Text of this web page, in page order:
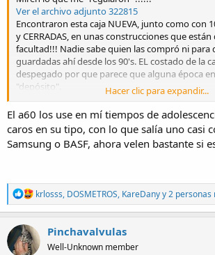
Ver el archivo adjunto 322815
Encontraron esta caja NUEVA, junto como con
y CERRADAS, en unas construcciones que
facultad!!! Nadie sabe quien las compró ni para
guardadas ahí desde los 90's. EL costado de la
despegado por que parece que alguna época
"depósito".
Como estaban tirando a la basura todo lo que
amigo recuperó todos los cassettes (y
cosas) y me regaló una caja
. Esto sí que
excusa para hacer un relining de mi deck
mostré en este tema, aunque desconocía por
Hacer clic para expandir...
El a60 los use en mí tiempos de
caros en su tipo, con lo que salía uno casi
Samsung o BASF, ahora velen bastante si
R
e
a
t
i
krlosss, DOSMETROS, KareDanyy 2 personas
Pinchavalvulas
Well-Unknown member